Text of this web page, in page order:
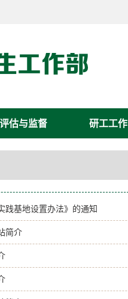
估与监督 研工工作
践基地设置办法》的通知
简介